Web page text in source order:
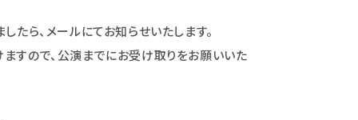
たら、メールにてお知らせいたします。
すので、公演までにお受け取りをお願いいた